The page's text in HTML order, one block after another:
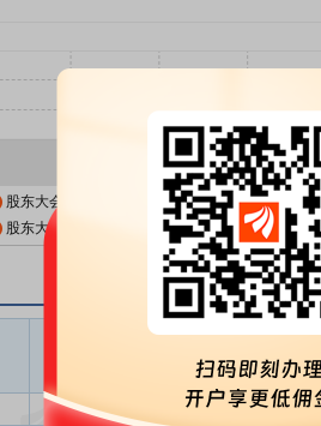
股东大会公告日 股东大会
股东大会公告日前一交易日
股东大会召
开
关联交易议案,利润分配方案,年...